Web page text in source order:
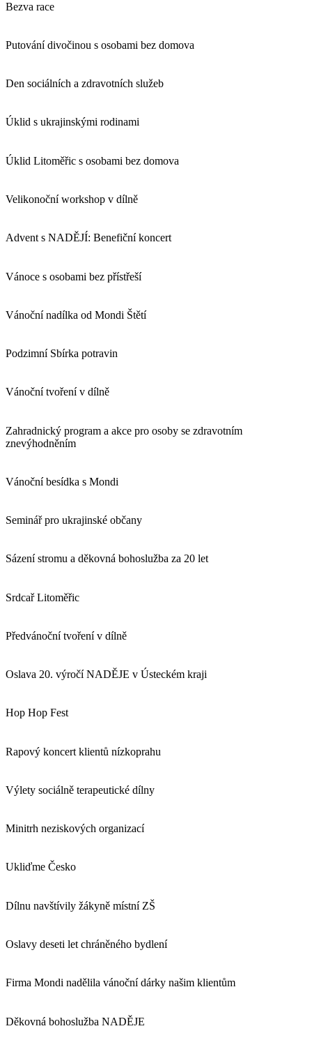
Bezva race
Putování divočinou s osobami bez domova
Den sociálních a zdravotních služeb
Úklid s ukrajinskými rodinami
Úklid Litoměřic s osobami bez domova
Velikonoční workshop v dílně
Advent s NADĚJÍ: Benefiční koncert
Vánoce s osobami bez přístřeší
Vánoční nadílka od Mondi Štětí
Podzimní Sbírka potravin
Vánoční tvoření v dílně
Zahradnický program a akce pro osoby se zdravotním
znevýhodněním
Vánoční besídka s Mondi
Seminář pro ukrajinské občany
Sázení stromu a děkovná bohoslužba za 20 let
Srdcař Litoměřic
Předvánoční tvoření v dílně
Oslava 20. výročí NADĚJE v Ústeckém kraji
Hop Hop Fest
Rapový koncert klientů nízkoprahu
Výlety sociálně terapeutické dílny
Minitrh neziskových organizací
Ukliďme Česko
Dílnu navštívily žákyně místní ZŠ
Oslavy deseti let chráněného bydlení
Firma Mondi nadělila vánoční dárky našim klientům
Děkovná bohoslužba NADĚJE